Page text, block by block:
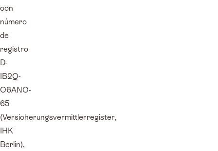
con
número
de
registro
D-
IB2Q-
O6ANO-
65
(Versicherungsvermittlerregister,
IHK
Berlin),